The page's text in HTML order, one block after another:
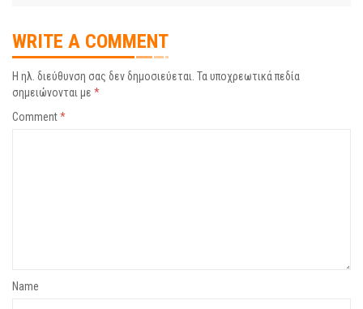
WRITE A COMMENT
Η ηλ. διεύθυνση σας δεν δημοσιεύεται. Τα υποχρεωτικά πεδία
σημειώνονται με *
Comment*
Name